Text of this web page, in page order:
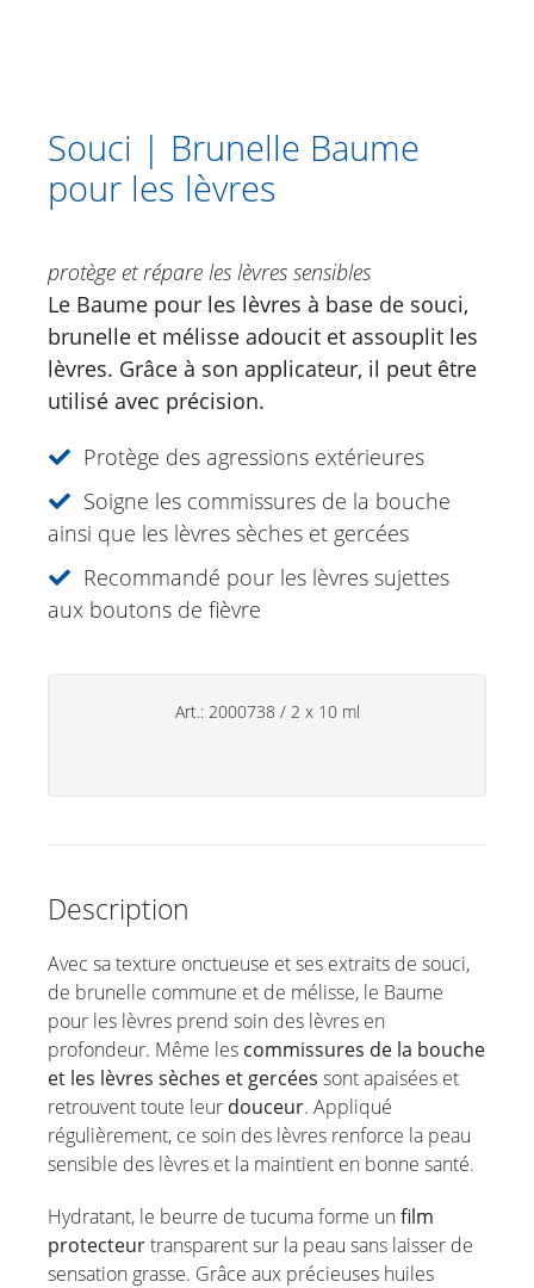
Aromathérapie
Soins de soleil
Soins lèvres
Déodorants
Soins des mains
Souci | Brunelle Baume
pour les lèvres
protège et répare les lèvres sensibles
Le Baume pour les lèvres à base de souci,
brunelle et mélisse adoucit et assouplit les
lèvres. Grâce à son applicateur, il peut être
utilisé avec précision.
Protège des agressions extérieures
Soigne les commissures de la bouche
ainsi que les lèvres sèches et gercées
Recommandé pour les lèvres sujettes
aux boutons de fièvre
Art.: 2000738 / 2 x 10 ml
Description
Avec sa texture onctueuse et ses extraits de souci,
de brunelle commune et de mélisse, le Baume
pour les lèvres prend soin des lèvres en
profondeur. Même les commissures de la bouche
et les lèvres sèches et gercées sont apaisées et
retrouvent toute leur douceur. Appliqué
régulièrement, ce soin des lèvres renforce la peau
sensible des lèvres et la maintient en bonne santé.
Hydratant, le beurre de tucuma forme unfilm
protecteurtransparent sur la peau sans laisser de
sensation grasse. Grâce aux précieuses huiles